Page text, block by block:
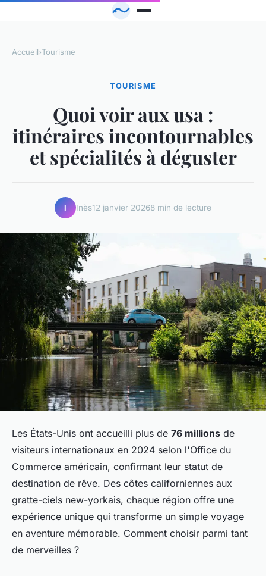
Accueil›Tourisme
TOURISME
Quoi voir aux usa :
itinéraires incontournables
et spécialités à déguster
I Inès12 janvier 20268 min de lecture
Les États-Unis ont accueilli plus de 76 millions de
visiteurs internationaux en 2024 selon l'Office du
Commerce américain, confirmant leur statut de
destination de rêve. Des côtes californiennes aux
gratte-ciels new-yorkais, chaque région offre une
expérience unique qui transforme un simple voyage
en aventure mémorable. Comment choisir parmi tant
de merveilles ?